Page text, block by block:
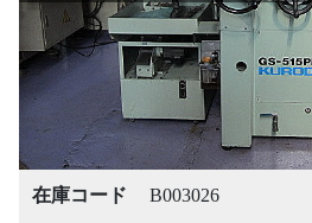
在庫コード
B003026